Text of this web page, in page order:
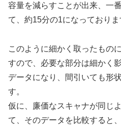
容量を減らすことが出来、一
て、約15分の1になっておりま
このように細かく取ったもの
すので、必要な部分は細かく
データになり、間引いても形
す。
仮に、廉価なスキャナが同じ
て、そのデータを比較すると